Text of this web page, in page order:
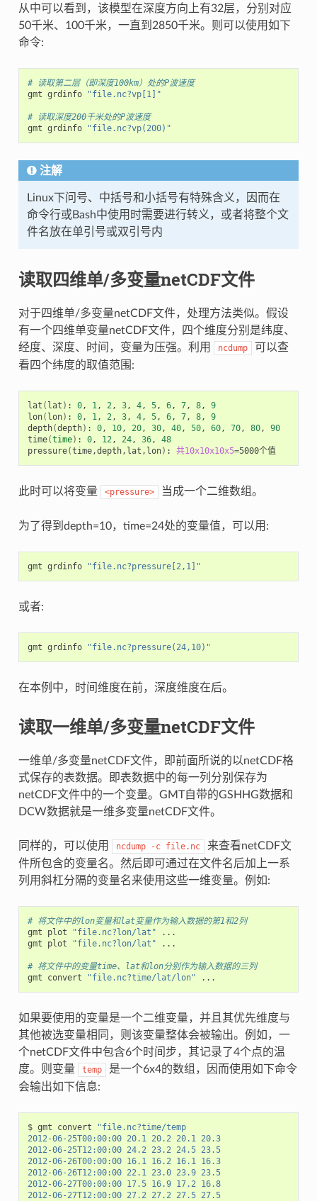
从中可以看到，该模型在深度方向上有32层，分别对应
50千米、100千米，一直到2850千米。则可以使用如下
命令:
# 读取第二层（即深度100km）处的P波速度
gmt grdinfo
"file.nc?vp[1]"
# 读取深度200千米处的P波速度
gmt grdinfo
"file.nc?vp(200)"
注解
Linux下问号、中括号和小括号有特殊含义，因而在
命令行或Bash中使用时需要进行转义，或者将整个文
件名放在单引号或双引号内
读取四维单/多变量netCDF文件
对于四维单/多变量netCDF文件，处理方法类似。假设
有一个四维单变量netCDF文件，四个维度分别是纬度、
经度、深度、时间，变量为压强。利用
ncdump
可以查
看四个纬度的取值范围:
lat ( lat ) : 0, 1 , 2 , 3, 4, 5, 6, 7, 8, 9
lon( lon) : 0, 1 , 2 , 3, 4, 5, 6, 7, 8, 9
depth(depth) : 0, 10, 20, 30, 40, 50, 60, 70, 80, 90
time(time) : 0, 12 , 24, 36, 48
pressure(time,depth,lat,lon) : 共10x10x10x5=
此时可以将变量 <pressure> 当成一个二维数组。
为了得到depth=10，time=24处的变量值，可以用:
gmt grdinfo "file.nc?pressure[2,1]"
或者:
gmt grdinfo "file.nc?pressure(24,10)"
在本例中，时间维度在前，深度维度在后。
读取一维单/多变量netCDF文件
一维单/多变量netCDF文件，即前面所说的以netCDF格
式保存的表数据。即表数据中的每一列分别保存为
netCDF文件中的一个变量。GMT自带的GSHHG数据和
DCW数据就是一维多变量netCDF文件。
同样的，可以使用 ncdump -c file.nc
来查看netCDF文
件所包含的变量名。然后即可通过在文件名后加上一系
列用斜杠分隔的变量名来使用这些一维变量。例如:
# 将文件中的lon变量和lat变量作为输入数据的第1和2列
gmt plot
"file.nc?lon/lat" ...
gmt plot
"file.nc?lon/lat" ...
# 将文件中的变量time、lat和lon分别作为输入数据的三列
gmt convert
"file.nc?time/lat/lon"
如果要使用的变量是一个二维变量，并且其优先维度与
其他被选变量相同，则该变量整体会被输出。例如，一
个netCDF文件中包含6个时间步，其记录了4个点的温
度。则变量
temp
是一个6x4的数组，因而使用如下命令
会输出如下信息:
$ gmt convert
"file.nc?time/temp
2012-06-25T00:00:00 20.1 20.2 20.1 20.3
2012-06-25T12:00:00 24.2 23.2 24.5 23.5
2012-06-26T00:00:00 16.1 16.2 16.1 16.3
2012-06-26T12:00:00 22.1 23.0 23.9 23.5
2012-06-27T00:00:00 17.5 16.9 17.2 16.8
2012-06-27T12:00:00 27.2 27.2 27.5 27.5